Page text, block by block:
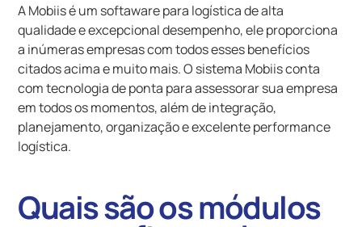
A Mobiis é um softaware para logística de alta
qualidade e excepcional desempenho, ele proporciona
a inúmeras empresas com todos esses benefícios
citados acima e muito mais. O sistema Mobiis conta
com tecnologia de ponta para assessorar sua empresa
em todos os momentos, além de integração,
planejamento, organização e excelente performance
logística.
Quais são os módulos